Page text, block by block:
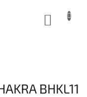
BHKL11